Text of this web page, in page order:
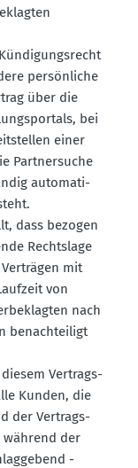
persön­liche
über die
bei
einer
Partner­suche
automa­ti­
dass bezogen
Rechtslage
mit
von
nach
benach­teiligt
Vertrags­
Kunden, die
der Vertrags­
der
-